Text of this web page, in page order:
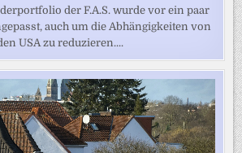
der F.A.S. wurde vor ein paar
auch um die Abhängigkeiten von
USA zu reduzieren....